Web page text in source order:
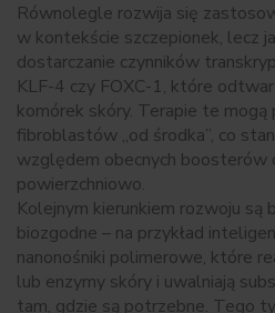
Równolegle rozwija się
w kontekście szczepionek, lecz
dostarczanie czynników
KLF-4 czy FOXC-1, które
komórek skóry. Terapie te
fibroblastów „od środka”, co
względem obecnych boosterów
powierzchniowo.
Kolejnym kierunkiem rozwoju są
biozgodne – na przykład
nanonośniki polimerowe, które
lub enzymy skóry i uwalniają
tam, gdzie są potrzebne. Tego